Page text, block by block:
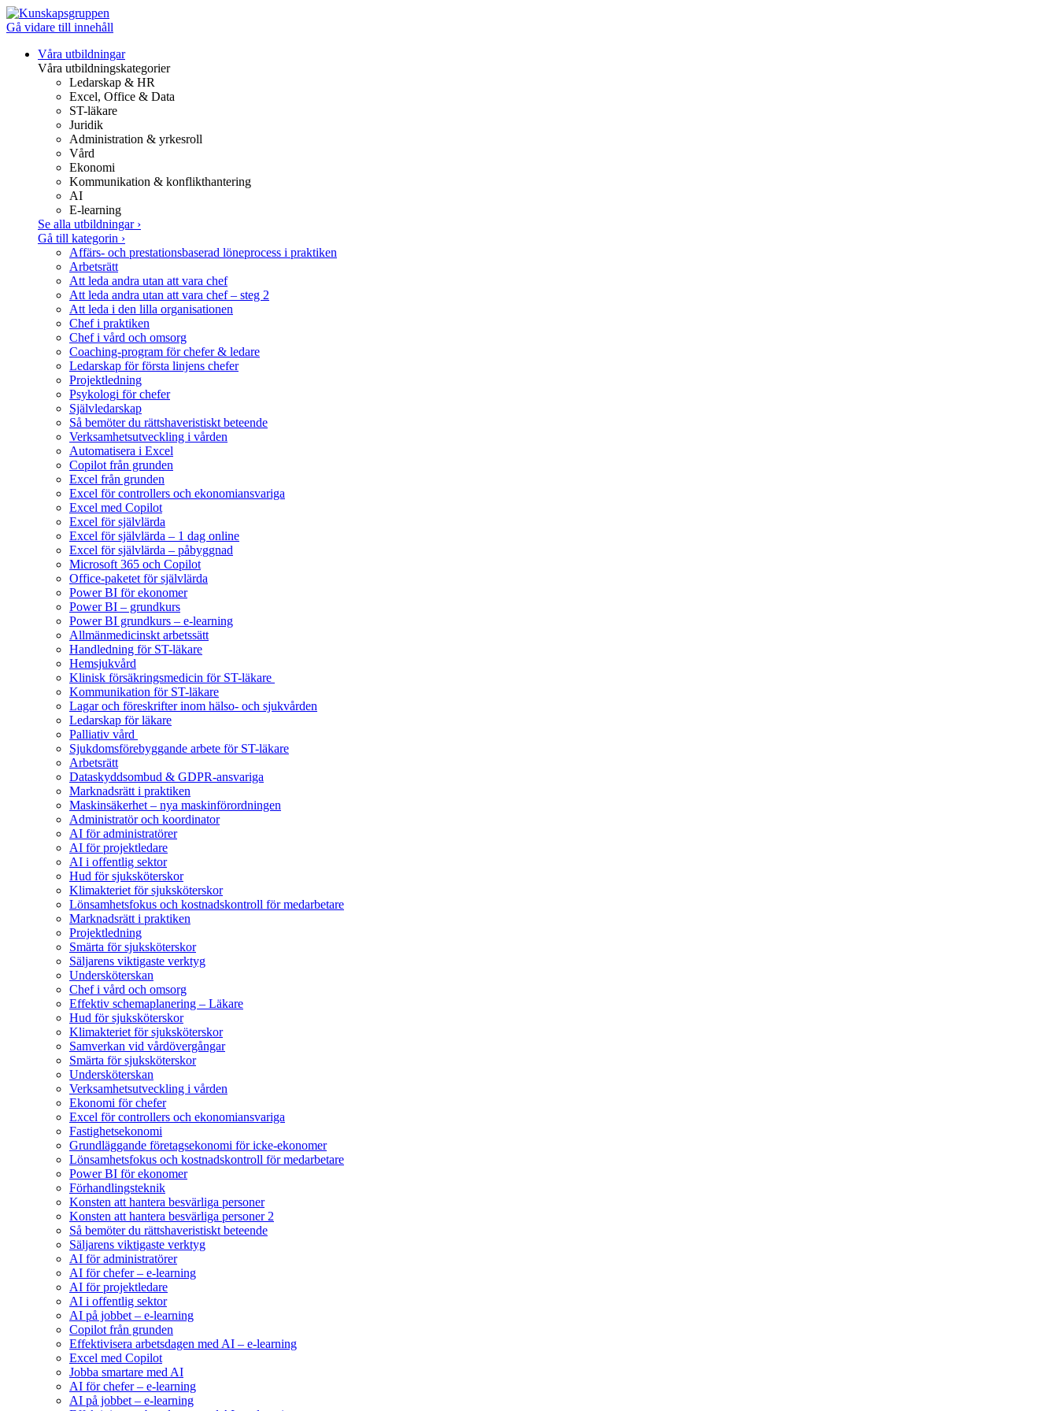
Gå vidare till innehåll
Våra utbildningar
Våra utbildningskategorier
Ledarskap & HR
Excel, Office & Data
ST-läkare
Juridik
Administration & yrkesroll
Vård
Ekonomi
Kommunikation & konflikthantering
AI
E-learning
Se alla utbildningar ›
Gå till kategorin ›
Affärs- och prestationsbaserad löneprocess i praktiken
Arbetsrätt
Att leda andra utan att vara chef
Att leda andra utan att vara chef – steg 2
Att leda i den lilla organisationen
Chef i praktiken
Chef i vård och omsorg
Coaching-program för chefer & ledare
Ledarskap för första linjens chefer
Projektledning
Psykologi för chefer
Självledarskap
Så bemöter du rättshaveristiskt beteende
Verksamhetsutveckling i vården
Automatisera i Excel
Copilot från grunden
Excel från grunden
Excel för controllers och ekonomiansvariga
Excel med Copilot
Excel för självlärda
Excel för självlärda – 1 dag online
Excel för självlärda – påbyggnad
Microsoft 365 och Copilot
Office-paketet för självlärda
Power BI för ekonomer
Power BI – grundkurs
Power BI grundkurs – e-learning
Allmänmedicinskt arbetssätt
Handledning för ST-läkare
Hemsjukvård
Klinisk försäkringsmedicin för ST-läkare
Kommunikation för ST-läkare
Lagar och föreskrifter inom hälso- och sjukvården
Ledarskap för läkare
Palliativ vård
Sjukdomsförebyggande arbete för ST-läkare
Arbetsrätt
Dataskyddsombud & GDPR-ansvariga
Marknadsrätt i praktiken
Maskinsäkerhet – nya maskinförordningen
Administratör och koordinator
AI för administratörer
AI för projektledare
AI i offentlig sektor
Hud för sjuksköterskor
Klimakteriet för sjuksköterskor
Lönsamhetsfokus och kostnadskontroll för medarbetare
Marknadsrätt i praktiken
Projektledning
Smärta för sjuksköterskor
Säljarens viktigaste verktyg
Undersköterskan
Chef i vård och omsorg
Effektiv schemaplanering – Läkare
Hud för sjuksköterskor
Klimakteriet för sjuksköterskor
Samverkan vid vårdövergångar
Smärta för sjuksköterskor
Undersköterskan
Verksamhetsutveckling i vården
Ekonomi för chefer
Excel för controllers och ekonomiansvariga
Fastighetsekonomi
Grundläggande företagsekonomi för icke-ekonomer
Lönsamhetsfokus och kostnadskontroll för medarbetare
Power BI för ekonomer
Förhandlingsteknik
Konsten att hantera besvärliga personer
Konsten att hantera besvärliga personer 2
Så bemöter du rättshaveristiskt beteende
Säljarens viktigaste verktyg
AI för administratörer
AI för chefer – e-learning
AI för projektledare
AI i offentlig sektor
AI på jobbet – e-learning
Copilot från grunden
Effektivisera arbetsdagen med AI – e-learning
Excel med Copilot
Jobba smartare med AI
AI för chefer – e-learning
AI på jobbet – e-learning